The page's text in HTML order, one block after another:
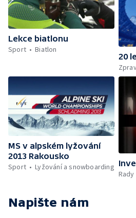
Lekce biatlonu
Sport
Biatlon
20
MS v alpském lyžování
2013 Rakousko
Sport
Lyžování a snowboarding
Napište nám